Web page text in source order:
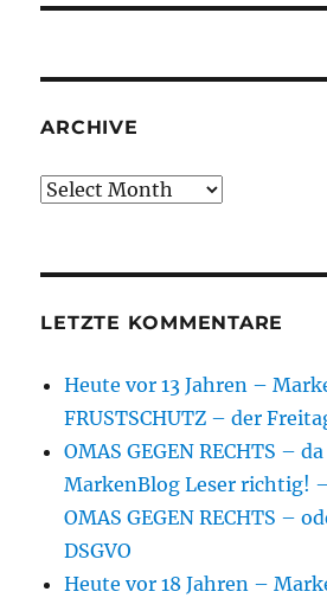
ARCHIVE
Archive
LETZTE KOMMENTARE
Heute vor 13 Jahren –
FRUSTSCHUTZ – der
OMAS GEGEN RECHTS –
MarkenBlog Leser richtig!
OMAS GEGEN RECHTS –
DSGVO
Heute vor 18 Jahren –